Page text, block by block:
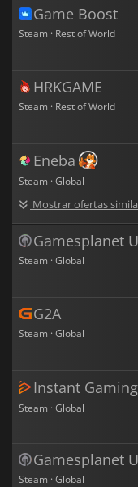
Game Boost
Steam · Rest of World
HRKGAME
Steam · Rest of World
Eneba
Steam · Global
Mostrar ofertas
Gamesplanet
Steam · Global
G2A
Steam · Global
Instant Gaming
Steam · Global
Gamesplanet
Steam · Global